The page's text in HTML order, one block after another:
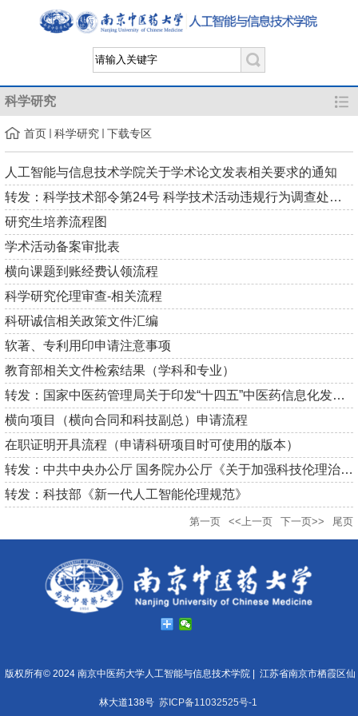
科学研究
首页 科学研究 下载专区
人工智能与信息技术学院关于学术论文发表相关要求的通知
转发：科学技术部令第24号 科学技术活动违规行为调查处理规定
研究生培养流程图
学术活动备案审批表
横向课题到账经费认领流程
科学研究伦理审查-相关流程
科研诚信相关政策文件汇编
软著、专利用印申请注意事项
教育部相关文件检索结果（学科和专业）
转发：国家中医药管理局关于印发“十四五”中医药信息化发展规划...
横向项目（横向合同和科技副总）申请流程
在职证明开具流程（申请科研项目时可使用的版本）
转发：中共中央办公厅 国务院办公厅《关于加强科技伦理治理的意...
转发：科技部《新一代人工智能伦理规范》
第一页 <<上一页 下一页>> 尾页
版权所有© 2024 南京中医药大学人工智能与信息技术学院 | 江苏省南京市栖霞区仙
林大道138号 苏ICP备11032525号-1